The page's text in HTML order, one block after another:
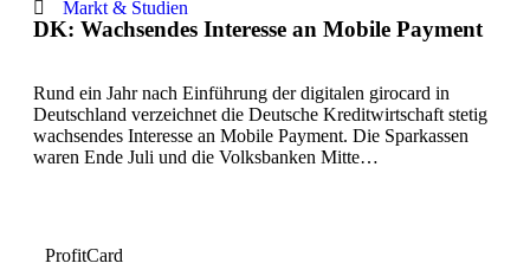
Markt & Studien
DK: Wachsendes Interesse an Mobile Payment
Rund ein Jahr nach Einführung der digitalen girocard in
Deutschland verzeichnet die Deutsche Kreditwirtschaft stetig
wachsendes Interesse an Mobile Payment. Die Sparkassen
waren Ende Juli und die Volksbanken Mitte…
ProfitCard